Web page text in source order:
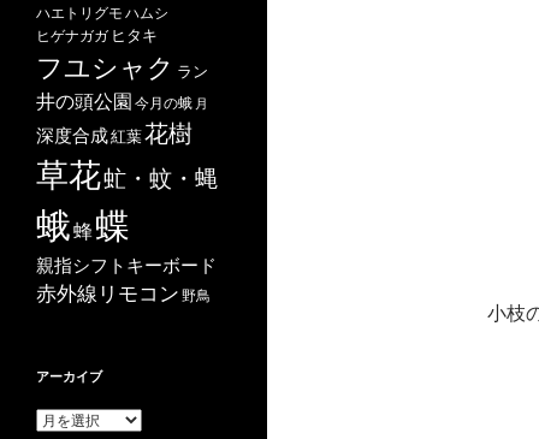
小枝
ハエトリグモ ハムシ
ヒゲナガガ ヒタキ
フユシャク ラン
井の頭公園 今月の蛾 月
深度合成紅葉花樹
草花虻・蚊・蝿
蛾蜂蝶
親指シフトキーボード
赤外線リモコン 野鳥
アーカイブ
ア